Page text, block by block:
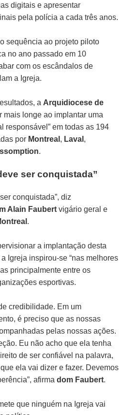
digitais e apresentar
pela polícia a cada três anos.
sequência ao projeto piloto
no ano passado em 10
com os escândalos de
a Igreja.
a Arquidiocese de
mais longe ao implantar uma
responsável” em todas as 194
por Montreal , Laval ,
.
ser conquistada”
conquistada”, diz
Alain Faubert vigário geral e
.
a implantação desta
Igreja inspirou-se “nas melhores
principalmente entre os
esportivas.
credibilidade. Em um
é preciso que as nossas
pelas nossas ações.
Eu não acho que ela tenha
de ser confiável na palavra,
ela vai dizer e fazer. Devemos
afirmadom Faubert.
que ninguém na Igreja vai